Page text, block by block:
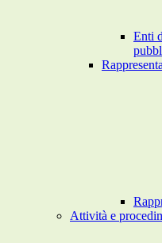
Enti
Attività e